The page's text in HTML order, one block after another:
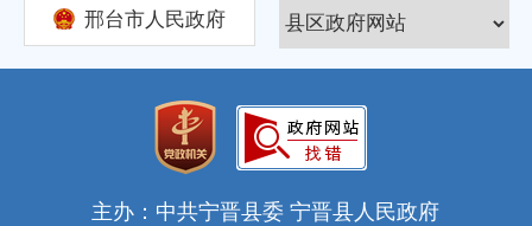
邢台市人民政府
主办：中共宁晋县委 宁晋县人民政府